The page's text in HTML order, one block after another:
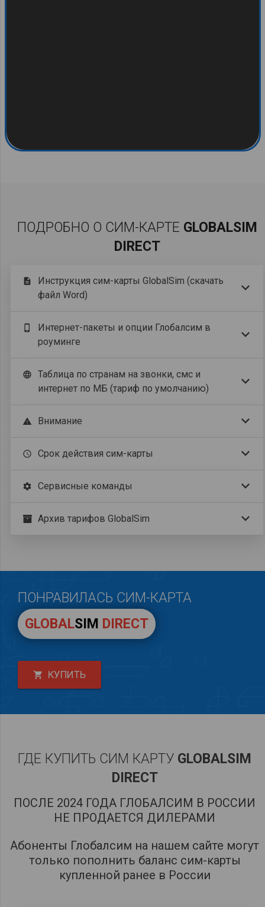
ПОДРОБНО О СИМ-КАРТЕ GLOBALSIM
DIRECT
description
Инструкция сим-карты GlobalSim (скачать
файл Word)
phone_iphone
Интернет-пакеты и опции Глобалсим в
роуминге
language
Таблица по странам на звонки, смс и
интернет по МБ (тариф по умолчанию)
warning Внимание
schedule Срок действия сим-карты
settings Сервисные команды
Архив тарифов GlobalSim
ПОНРАВИЛАСЬ СИМ-КАРТА
GLOBALSIM DIRECT
shopping_cart КУПИТЬ
ГДЕ КУПИТЬ СИМ КАРТУ GLOBALSIM
DIRECT
ПОСЛЕ 2024 ГОДА ГЛОБАЛСИМ В РОССИИ
НЕ ПРОДАЕТСЯ ДИЛЕРАМИ
Абоненты Глобалсим на нашем сайте могут
только пополнить баланс сим-карты
купленной ранее в России